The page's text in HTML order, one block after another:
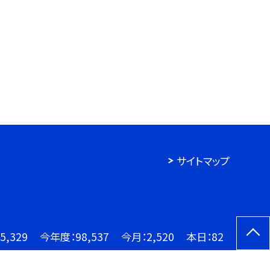
サイトマップ
今年度：98,537 今月：2,520 本日：82